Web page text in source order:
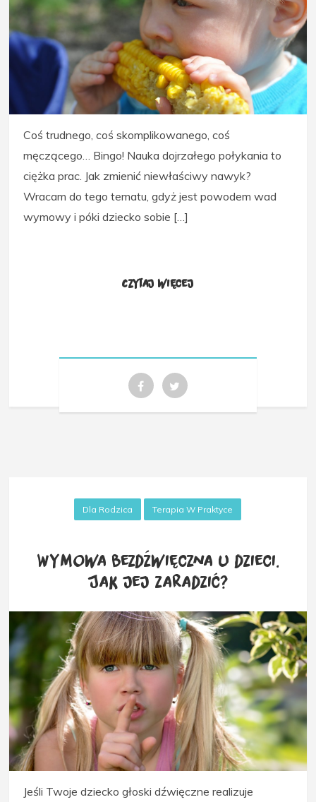
Coś trudnego, coś skomplikowanego, coś
męczącego… Bingo! Nauka dojrzałego połykania to
ciężka prac. Jak zmienić niewłaściwy nawyk?
Wracam do tego tematu, gdyż jest powodem wad
wymowy i póki dziecko sobie […]
Czytaj więcej
Dla Rodzica Terapia W Praktyce
Wymowa bezdźwięczna u dzieci.
Jak jej zaradzić?
Jeśli Twoje dziecko głoski dźwięczne realizuje